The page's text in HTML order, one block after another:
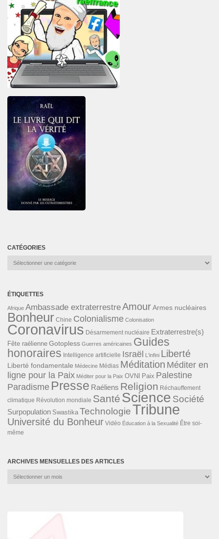
CATÉGORIES
Catégories
ÉTIQUETTES
Afrique Ambassade extraterrestreAmourArmes nucléaires
Bonheur Chine Colonialisme Colonisation
Coronavirus Désarmement nucléaire Extraterrestre(s)
Fête raélienne Gotopless Guerres américaines Guides
honoraires Intelligence artificielle Israël L'infini Liberté
Liberté fondamentale Médecine Médias Méditation Méditer en
ligne pour la Paix Méditer pour la Paix OVNI Paix Palestine
Paradisme Presse Raéliens Religion Réchauffement
climatique Révolution mondiale Santé Science Société
Surpopulation Swastika TechnologieTribune
Université du Bonheur Vidéo Éducation à la Sexualité Être soi-
même
ARCHIVES MENSUELLES DES ARTICLES
Archives